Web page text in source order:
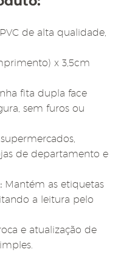
de alta qualidade,
x 3,5cm
fita dupla face
sem furos ou
de departamento e
Mantém as etiquetas
a leitura pelo
e atualização de